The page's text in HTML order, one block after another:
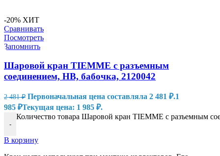
-20% ХИТ
Сравнивать
Посмотреть
Запомнить
Шаровой кран TIEMME с разъемным
соединением, НВ, бабочка, 2120042
2 481₽ Первоначальная цена составляла 2 481 ₽.1
985 ₽Текущая цена: 1 985 ₽.
-
Количество товара Шаровой кран TIEMME с разъемным
В корзину